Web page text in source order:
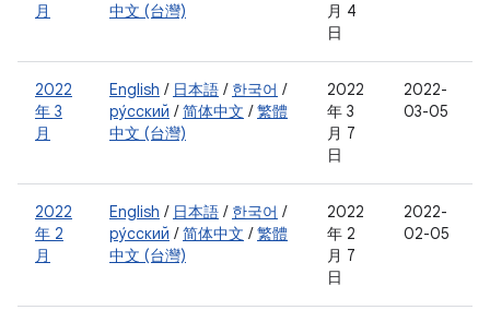
月
中文 (台灣)
月 4
日
2022
年 3
月
English / 日本語 / 한국어 /
ру́сский /简体中文 /繁體
中文 (台灣)
2022
年 3
月 7
日
2022-
03-05
2022
年 2
月
English / 日本語 / 한국어 /
ру́сский /简体中文 /繁體
中文 (台灣)
2022
年 2
月 7
日
2022-
02-05